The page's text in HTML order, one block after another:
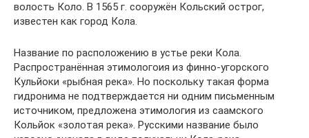
волость Коло. В 1565 г. сооружён Кольский острог,
известен как город Кола.
Название по расположению в устье реки Кола.
Распространённая этимологоия из финно-угорского
Кульйоки «рыбная река». Но поскольку такая форма
гидронима не подтверждается ни одним письменным
источником, предложена этимология из саамского
Кольйок «золотая река». Русскими название было